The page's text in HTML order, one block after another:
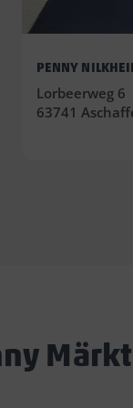
PENNY
Lorbeerweg 6
63741